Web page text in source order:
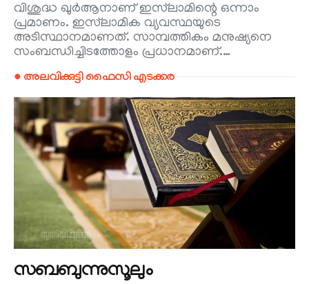
വിശുദ്ധ ഖുര്‍ആനാണ് ഇസ്‌ലാമിന്റെ ഒന്നാം
പ്രമാണം. ഇസ്‌ലാമിക വ്യവസ്ഥയുടെ
അടിസ്ഥാനമാണത്. സാമ്പത്തികം മനുഷ്യനെ
സംബന്ധിച്ചിടത്തോളം പ്രധാനമാണ്.…
● അലവിക്കുട്ടി ഫൈസി എടക്കര
സബബുന്നുസൂലും